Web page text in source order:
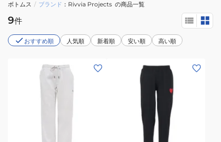
ボトムス / ブランド Rivvia Projects の商品一覧
9件
おすすめ順 人気順 新着順 安い順 高い順